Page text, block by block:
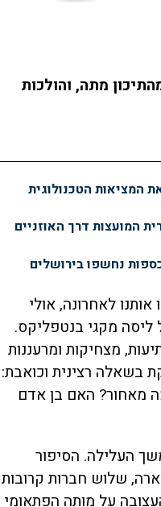
מתה, והולכות
המציאות הטכנולוגית
המועצות דרך האוזניים
נחשפו בירושלים
לאחרונה, אולי
מקגי בנטפליקס.
מצחיקות ומרעננות
בשאלה רצינית וכואבת:
מאחור? האם בן אדם
העלילה. הסיפור
שלוש חברות קרובות
על מותה הפתאומי